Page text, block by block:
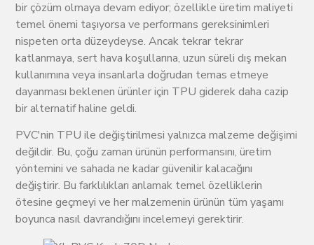
bir çözüm olmaya devam ediyor; özellikle üretim maliyeti
temel önemi taşıyorsa ve performans gereksinimleri
nispeten orta düzeydeyse. Ancak tekrar tekrar
katlanmaya, sert hava koşullarına, uzun süreli dış mekan
kullanımına veya insanlarla doğrudan temas etmeye
dayanması beklenen ürünler için TPU giderek daha cazip
bir alternatif haline geldi.
PVC'nin TPU ile değiştirilmesi yalnızca malzeme değişimi
değildir. Bu, çoğu zaman ürünün performansını, üretim
yöntemini ve sahada ne kadar güvenilir kalacağını
değiştirir. Bu farklılıkları anlamak temel özelliklerin
ötesine geçmeyi ve her malzemenin ürünün tüm yaşamı
boyunca nasıl davrandığını incelemeyi gerektirir.